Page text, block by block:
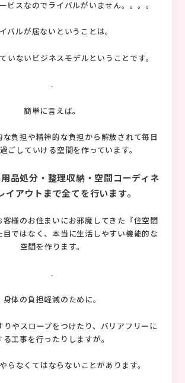
ビスなのでライバルがいません。。。。
バルが居ないということは。
いないビジネスモデルということです。
.
簡単に言えば。
負担や精神的な負担から解放されて毎日
ごしていける空間を作っています。
品処分・整理収納・空間コーディネ
イアウトまで全てを行います。
客様のお住まいにお邪魔してきた『住空間
目ではなく、本当に生活しやすい機能的な
空間を作ります。
.
身体の負担軽減のために。
りやスロープをつけたり、バリアフリーに
る工事を行ったりしますが。
らなくてはならないことがあります。